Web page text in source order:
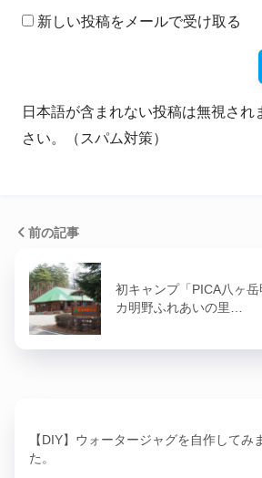
新しい投稿をメールで受け取る
日本語が含まれない投稿は無視され
さい。（スパム対策）
前の記事
初キャンプ「PICA八ヶ
カ明野ふれあいの里…
【DIY】ウォータージャグを自作してみ
た。